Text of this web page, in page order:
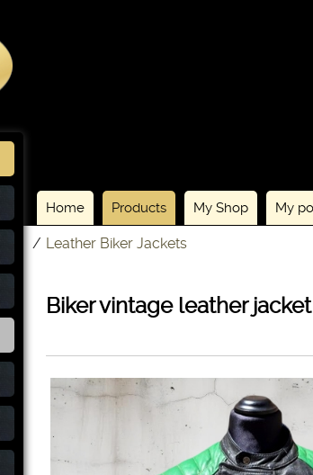
Home Products My Shop My
/ Leather Biker Jackets
Biker vintage leather